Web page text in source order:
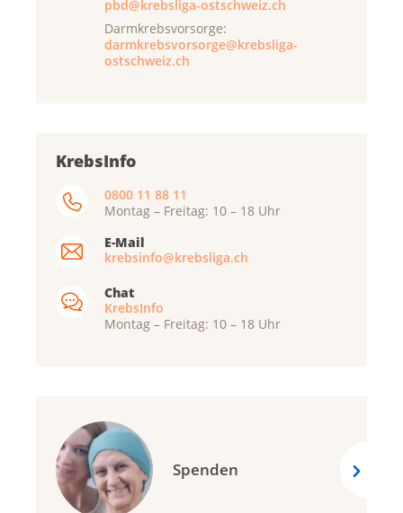
pbd@krebsliga-ostschweiz.ch
Darmkrebsvorsorge:
darmkrebsvorsorge@krebsliga-
ostschweiz.ch
KrebsInfo
0800 11 88 11
Montag – Freitag: 10 – 18 Uhr
E-Mail
krebsinfo@krebsliga.ch
Chat
KrebsInfo
Montag – Freitag: 10 – 18 Uhr
Spenden